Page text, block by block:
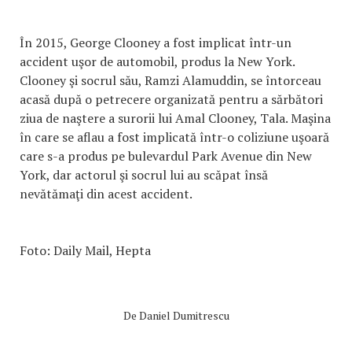
În 2015, George Clooney a fost implicat într-un
accident uşor de automobil, produs la New York.
Clooney şi socrul său, Ramzi Alamuddin, se întorceau
acasă după o petrecere organizată pentru a sărbători
ziua de naştere a surorii lui Amal Clooney, Tala. Maşina
în care se aflau a fost implicată într-o coliziune uşoară
care s-a produs pe bulevardul Park Avenue din New
York, dar actorul şi socrul lui au scăpat însă
nevătămaţi din acest accident.
Foto: Daily Mail, Hepta
De Daniel Dumitrescu